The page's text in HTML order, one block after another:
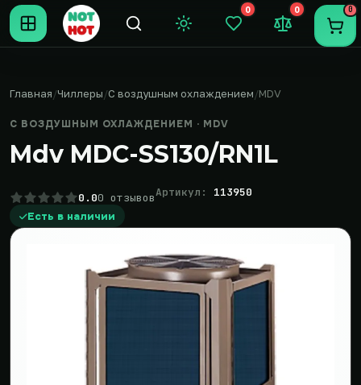
Темная тема
0
Закладки (0)
0
Сравнение
0
Главная Чиллеры С воздушным охлаждением MDV
С ВОЗДУШНЫМ ОХЛАЖДЕНИЕМ · MDV
Mdv MDC-SS130/RN1L
0.00 отзывовАртикул: 113950
Есть в наличии